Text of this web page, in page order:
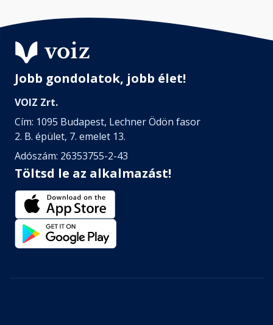
Jobb gondolatok, jobb élet!
VOIZ Zrt.
Cím: 1095 Budapest, Lechner Ödön fasor
2. B. épület, 7. emelet 13.
Adószám: 26353755-2-43
Töltsd le az alkalmazást!